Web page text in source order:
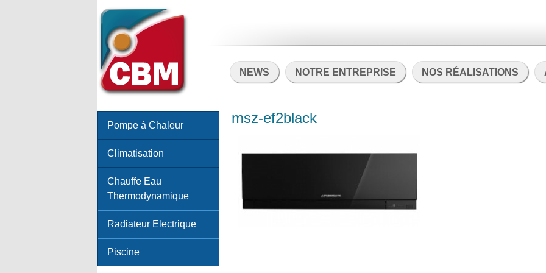
NEWS NOTRE ENTREPRISE NOS RÉALISATIONS
Pompe à Chaleur
Climatisation
Chauffe Eau
Thermodynamique
Radiateur Electrique
Piscine
msz-ef2black